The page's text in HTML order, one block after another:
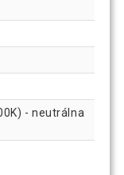
- neutrálna